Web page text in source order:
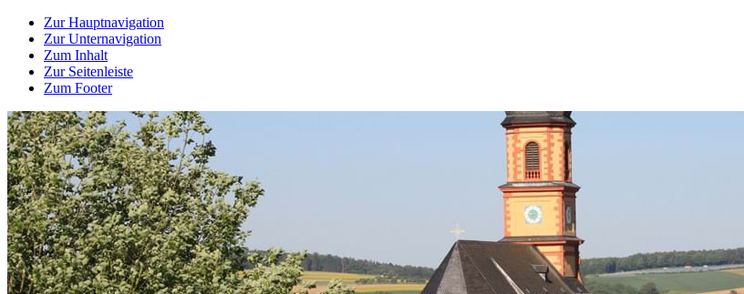
Zur Hauptnavigation
Zur Unternavigation
Zum Inhalt
Zur Seitenleiste
Zum Footer